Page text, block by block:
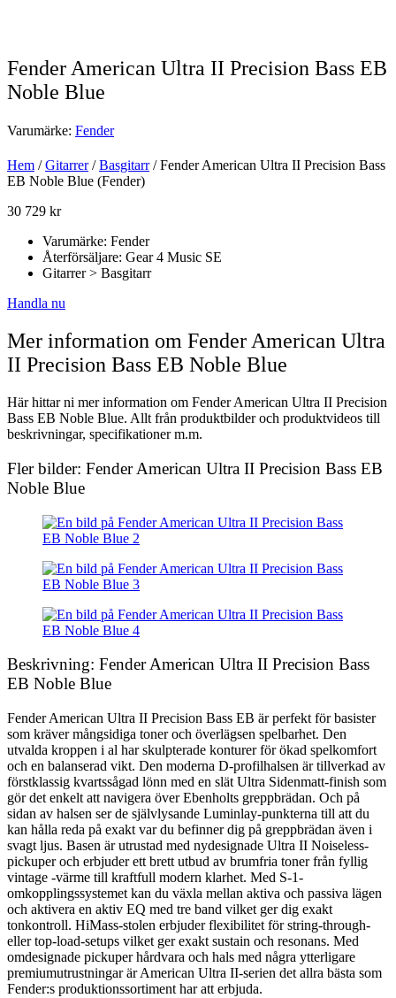
Fender American Ultra II Precision Bass EB
Noble Blue
Varumärke: Fender
Hem /Gitarrer/Basgitarr/ Fender American Ultra II Precision Bass
EB Noble Blue (Fender)
30 729 kr
Varumärke: Fender
Återförsäljare: Gear 4 Music SE
Gitarrer > Basgitarr
Handla nu
Mer information om Fender American Ultra
II Precision Bass EB Noble Blue
Här hittar ni mer information om Fender American Ultra II Precision
Bass EB Noble Blue. Allt från produktbilder och produktvideos till
beskrivningar, specifikationer m.m.
Fler bilder: Fender American Ultra II Precision Bass EB
Noble Blue
Beskrivning: Fender American Ultra II Precision Bass
EB Noble Blue
Fender American Ultra II Precision Bass EB är perfekt för basister
som kräver mångsidiga toner och överlägsen spelbarhet. Den
utvalda kroppen i al har skulpterade konturer för ökad spelkomfort
och en balanserad vikt. Den moderna D-profilhalsen är tillverkad av
förstklassig kvartssågad lönn med en slät Ultra Sidenmatt-finish som
gör det enkelt att navigera över Ebenholts greppbrädan. Och på
sidan av halsen ser de självlysande Luminlay-punkterna till att du
kan hålla reda på exakt var du befinner dig på greppbrädan även i
svagt ljus. Basen är utrustad med nydesignade Ultra II Noiseless-
pickuper och erbjuder ett brett utbud av brumfria toner från fyllig
vintage -värme till kraftfull modern klarhet. Med S-1-
omkopplingssystemet kan du växla mellan aktiva och passiva lägen
och aktivera en aktiv EQ med tre band vilket ger dig exakt
tonkontroll. HiMass-stolen erbjuder flexibilitet för string-through-
eller top-load-setups vilket ger exakt sustain och resonans. Med
omdesignade pickuper hårdvara och hals med några ytterligare
premiumutrustningar är American Ultra II-serien det allra bästa som
Fender:s produktionssortiment har att erbjuda.